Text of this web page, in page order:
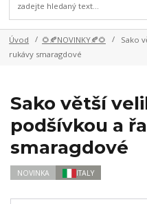
Úvod 🌻🍂NOVINKY🍂🌻
Sako
rukávy smaragdové
Sako větší
podšívkou a
smaragdové
NOVINKA ITALY